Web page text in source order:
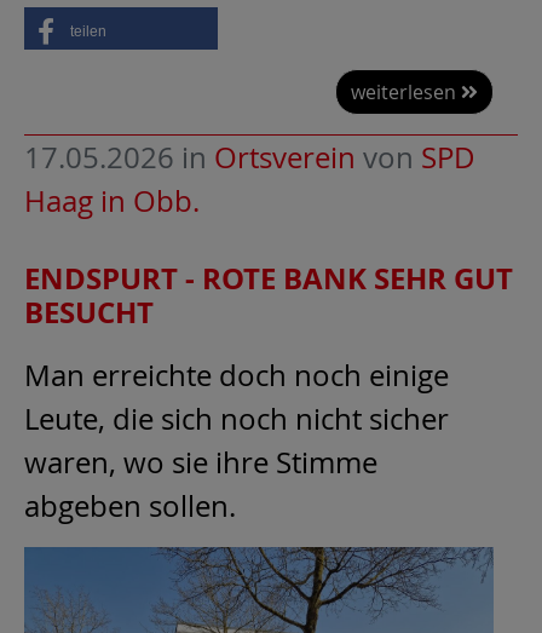
teilen
weiterlesen
17.05.2026 in Ortsverein von SPD
Haag in Obb.
ENDSPURT - ROTE BANK SEHR GUT
BESUCHT
Man erreichte doch noch einige
Leute, die sich noch nicht sicher
waren, wo sie ihre Stimme
abgeben sollen.